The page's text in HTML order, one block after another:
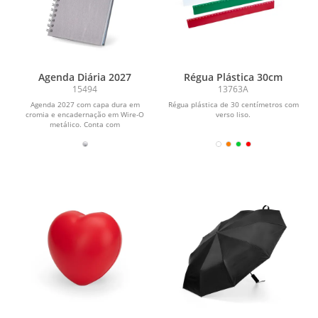
Agenda Diária 2027
15494
Agenda 2027 com capa dura em
cromia e encadernação em Wire-O
metálico. Conta com
dedicadas...
Régua Plástica 30cm
13763A
Régua plástica de 30 centímetros com
verso liso.